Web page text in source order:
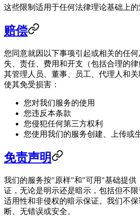
这些限制适用于任何法律理论基础上的
赔偿
您同意就因以下事项引起或相关的任
失、责任、费用和开支（包括合理的
其管理人员、董事、员工、代理人和
使其免受损害：
您对我们服务的使用
您违反本条款
您侵犯任何第三方权利
您使用我们的服务创建、上传或
免责声明
我们的服务按"原样"和"可用"基础提供
证，无论是明示还是暗示，包括但不
适用性和非侵权的暗示保证。我们不
断、无错误或安全。